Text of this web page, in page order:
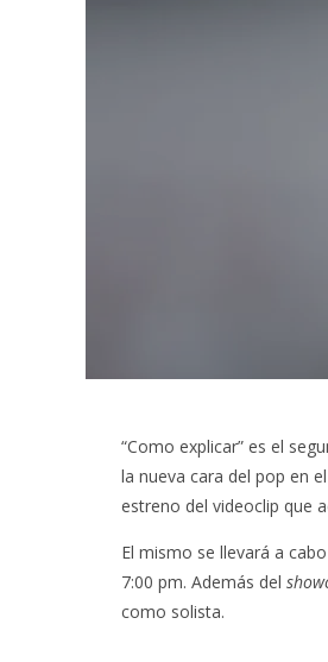
“Como explicar” es el
la nueva cara del pop en
estreno del videoclip que
El mismo se llevará a
7:00 pm. Además del
como solista.